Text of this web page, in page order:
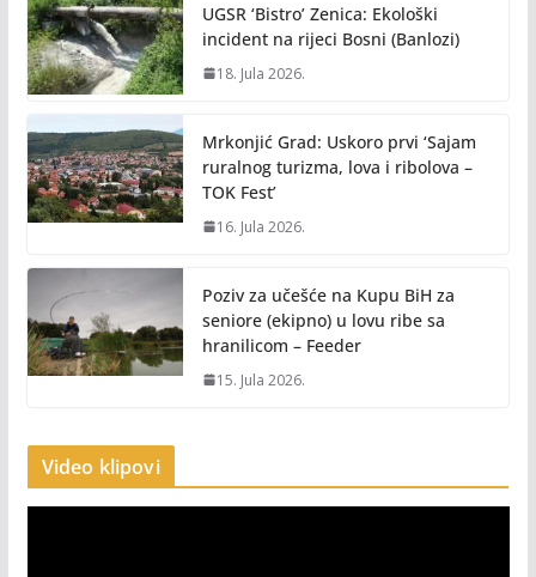
UGSR ‘Bistro’ Zenica: Ekološki
incident na rijeci Bosni (Banlozi)
18. Jula 2026.
Mrkonjić Grad: Uskoro prvi ‘Sajam
ruralnog turizma, lova i ribolova –
TOK Fest’
16. Jula 2026.
Poziv za učešće na Kupu BiH za
seniore (ekipno) u lovu ribe sa
hranilicom – Feeder
15. Jula 2026.
Video klipovi